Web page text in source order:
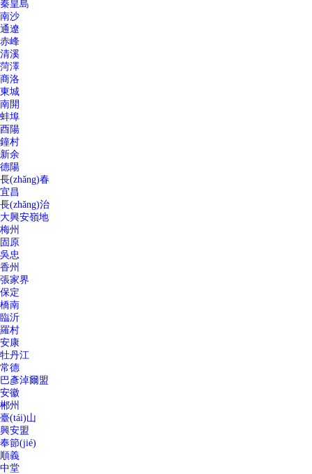
秦皇島
南沙
通遼
赤峰
清溪
菏澤
商洛
東城
南開
蚌埠
酉陽
鐘村
新余
德陽
長(zhǎng)春
宜昌
長(zhǎng)治
大興安嶺地
梅州
固原
吳忠
香州
張家界
保定
橋南
臨沂
羅村
安康
牡丹江
常德
巴彥淖爾盟
安徽
郴州
臺(tái)山
興安盟
奉節(jié)
順義
中堂